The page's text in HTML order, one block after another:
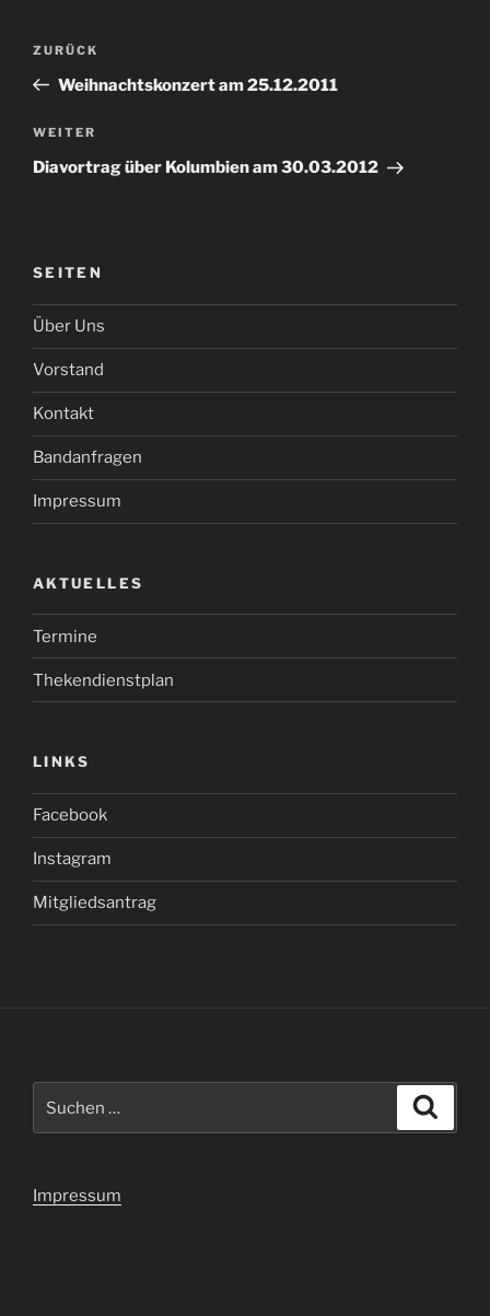
Beitragsnavigation
Vorheriger
Beitrag
ZURÜCK
Weihnachtskonzert am 25.12.2011
Nächster
Beitrag
WEITER
Diavortrag über Kolumbien am 30.03.2012
SEITEN
Über Uns
Vorstand
Kontakt
Bandanfragen
Impressum
AKTUELLES
Termine
Thekendienstplan
LINKS
Facebook
Instagram
Mitgliedsantrag
nach:
Impressum